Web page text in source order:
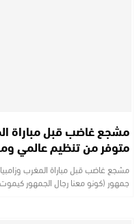
مشجع غاضب قبل مباراة
متوفر من تنظيم عالمي
مشجع غاضب قبل مباراة المغرب
جمهور (كونو معنا رجال الجمهور